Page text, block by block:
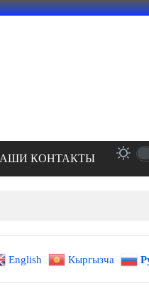
КОНТАКТЫ
English Кыргызча